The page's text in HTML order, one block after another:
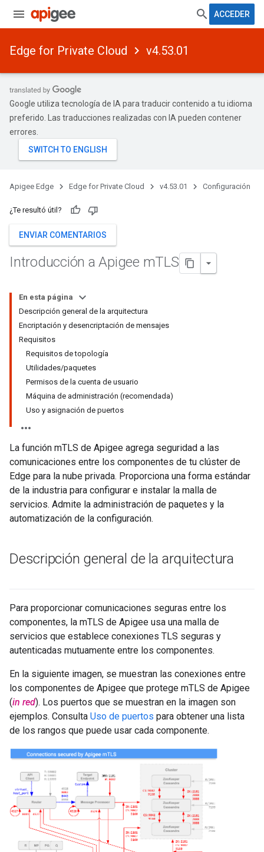
ACCEDER
Edge for Private Cloud v4.53.01
Google utiliza tecnología de IA para traducir contenido a tu idioma
preferido. Las traducciones realizadas con IA pueden contener
errores.
Apigee Edge Edge for Private Cloud v4.53.01 Configuración
¿Te resultó útil?
ENVIAR COMENTARIOS
Introducción a Apigee mTLS
En esta página
Descripción general de la arquitectura
Encriptación y desencriptación de mensajes
Requisitos
Requisitos de topología
Utilidades/paquetes
Permisos de la cuenta de usuario
Máquina de administración (recomendada)
Uso y asignación de puertos
La función mTLS de Apigee agrega seguridad a las
comunicaciones entre los componentes de tu clúster de
Edge para la nube privada. Proporciona una forma estándar
de la industria para configurar e instalar la malla de
servicios. Admite la administración de paquetes y la
automatización de la configuración.
Descripción general de la arquitectura
Para proporcionar comunicaciones seguras entre los
componentes, la mTLS de Apigee usa una malla de
servicios que establece conexiones TLS seguras y
autenticadas mutuamente entre los componentes.
En la siguiente imagen, se muestran las conexiones entre
los componentes de Apigee que protege mTLS de Apigee
(in red). Los puertos que se muestran en la imagen son
ejemplos. Consulta Uso de puertos para obtener una lista
de los rangos que puede usar cada componente.